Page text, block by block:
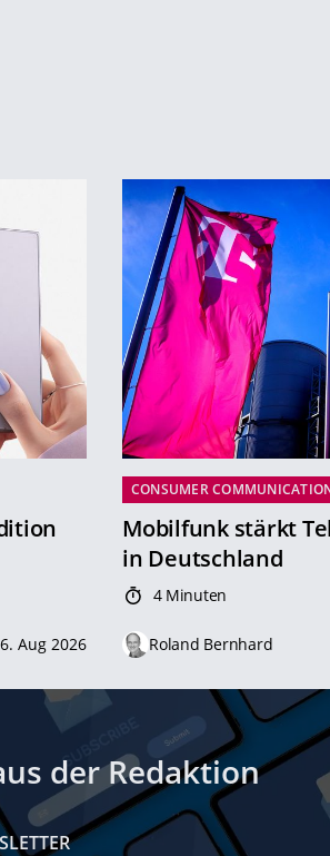
6. Aug 2026
CONSUMER
Mobilfunk stärkt
in Deutschland
4 Minuten
Roland Bernhard
der Redaktion